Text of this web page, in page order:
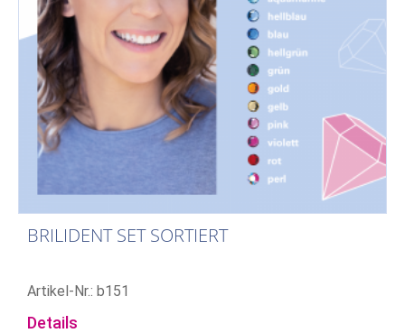
BRILIDENT SET SORTIERT
Artikel-Nr.: b151
Details